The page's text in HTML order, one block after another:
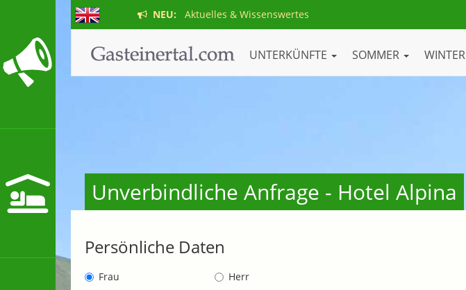
NEU: Aktuelles & Wissenswertes
UNTERKÜNFTE SOMMER WINTER
Unverbindliche Anfrage - Hotel Alpina
Persönliche Daten
Frau
Herr